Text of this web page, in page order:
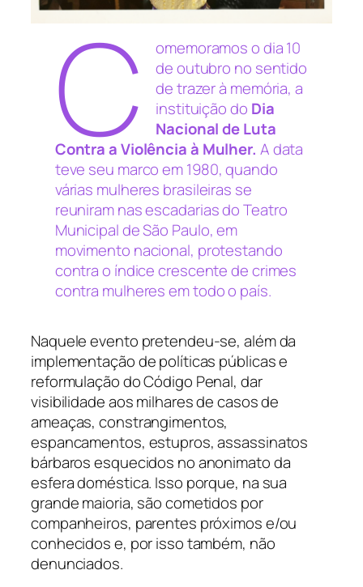
C
omemoramos o dia 10
de outubro no sentido
de trazer à memória, a
instituição do Dia
Nacional de Luta
Contra a Violência à Mulher. A data
teve seu marco em 1980, quando
várias mulheres brasileiras se
reuniram nas escadarias do Teatro
Municipal de São Paulo, em
movimento nacional, protestando
contra o índice crescente de crimes
contra mulheres em todo o país.
Naquele evento pretendeu-se, além da
implementação de políticas públicas e
reformulação do Código Penal, dar
visibilidade aos milhares de casos de
ameaças, constrangimentos,
espancamentos, estupros, assassinatos
bárbaros esquecidos no anonimato da
esfera doméstica. Isso porque, na sua
grande maioria, são cometidos por
companheiros, parentes próximos e/ou
conhecidos e, por isso também, não
denunciados.